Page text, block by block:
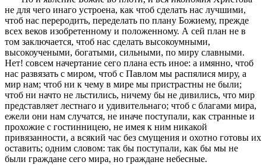
не для чего инаго устроена, как чтоб сделать нас лучшими,
чтоб нас переродить, переделать по плану Божиему, прежде
всех веков изобретенному и положенному. А сей план не в
том заключается, чтоб нас сделать высокоумными,
высокоучеными, богатыми, сильными, по миру славными.
Нет! совсем начертание сего плана есть иное: а имянно, чтоб
нас развязать с миром, чтоб с Павлом мы распялися миру, а
мир нам; чтоб ни к чему в мире мы пристрастны не были;
чтоб ни начто не льстились, ничему бы не дивились, что мир
представляет лестнаго и удивительнаго; чтоб с благами мира,
ежели они нам случатся, не иначе поступали, как странные и
прохожие с гостинницею, не имея к ним никакой
привязанности, а всякий час без смущения и охотно готовы их
оставить; одним словом: так бы поступали, как бы мы не
были граждане сего мира, но граждане небесные.